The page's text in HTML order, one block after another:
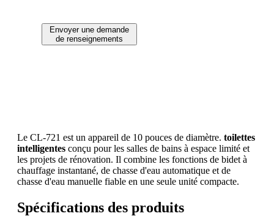
Envoyer une demande
de renseignements
Le CL-721 est un appareil de 10 pouces de diamètre. toilettes
intelligentes conçu pour les salles de bains à espace limité et
les projets de rénovation. Il combine les fonctions de bidet à
chauffage instantané, de chasse d'eau automatique et de
chasse d'eau manuelle fiable en une seule unité compacte.
Spécifications des produits